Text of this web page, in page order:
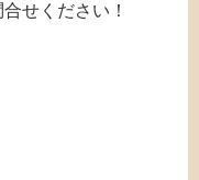
せください！